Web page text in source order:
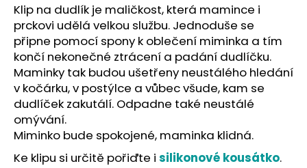
Klip na dudlík je maličkost, která mamince i
prckovi udělá velkou službu. Jednoduše se
připne pomocí spony k oblečení miminka a tím
končí nekonečné ztrácení a padání dudlíčku.
Maminky tak budou ušetřeny neustálého hledání
v kočárku, v postýlce a vůbec všude, kam se
dudlíček zakutálí. Odpadne také neustálé
omývání.
Miminko bude spokojené, maminka klidná.
Ke klipu si určitě pořiďte i silikonové kousátko.
HLEDAT
D
o
p
o
r
u